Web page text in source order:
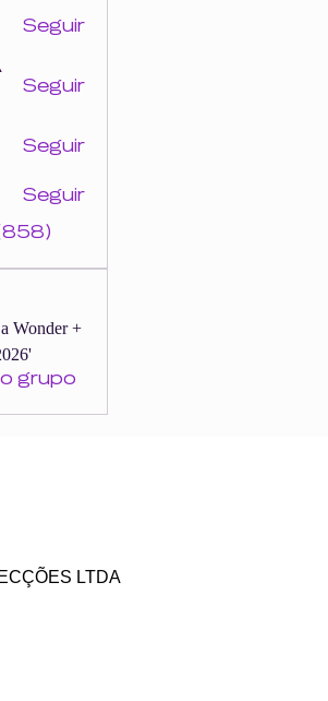
Seguir
Seguir
Seguir
Seguir
Wonder +
grupo
LTDA